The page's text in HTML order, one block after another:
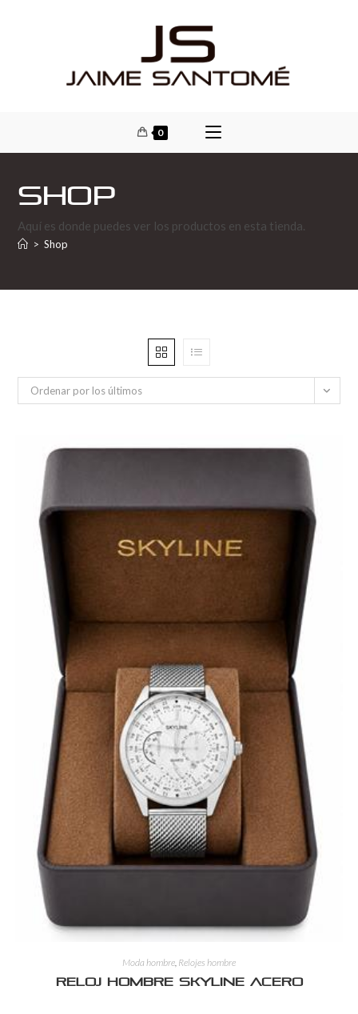
0
Shop
Aquí es donde puedes ver los productos en esta tienda.
> Shop
Ordenar por los últimos
Moda hombre, Relojes hombre
Reloj Hombre Skyline Acero